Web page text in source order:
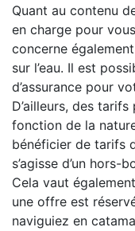
Quant au contenu
en charge pour vous
concerne
sur l’eau. Il est
d’assurance pour
D’ailleurs, des
fonction de la
bénéficier de tarifs
s’agisse d’un hors-
Cela vaut
une offre est
naviguiez en